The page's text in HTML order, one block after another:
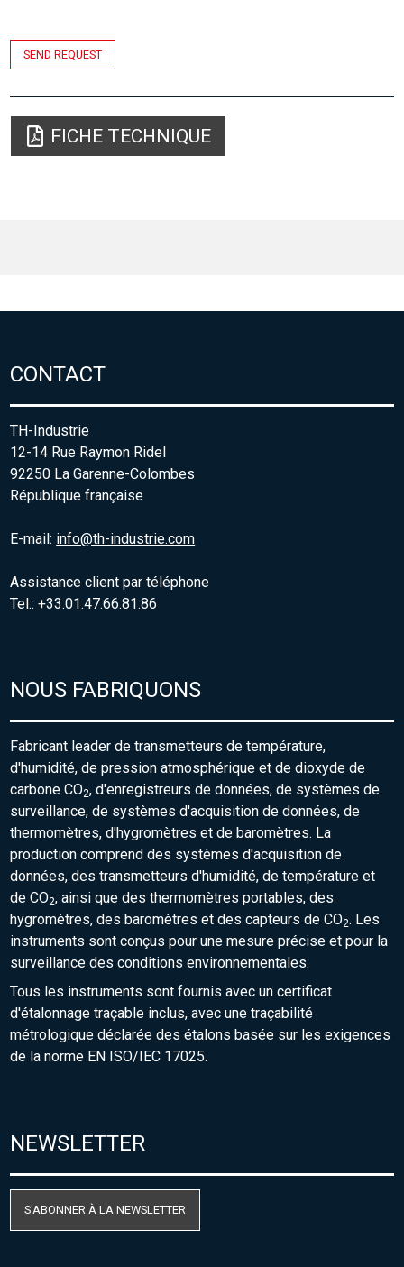
SEND REQUEST
FICHE TECHNIQUE
CONTACT
TH-Industrie
12-14 Rue Raymon Ridel
92250 La Garenne-Colombes
République française
E-mail: info@th-industrie.com
Assistance client par téléphone
Tel.: +33.01.47.66.81.86
NOUS FABRIQUONS
Fabricant leader de transmetteurs de température,
d'humidité, de pression atmosphérique et de dioxyde de
carbone CO2, d'enregistreurs de données, de systèmes de
surveillance, de systèmes d'acquisition de données, de
thermomètres, d'hygromètres et de baromètres. La
production comprend des systèmes d'acquisition de
données, des transmetteurs d'humidité, de température et
de CO2, ainsi que des thermomètres portables, des
hygromètres, des baromètres et des capteurs de CO2. Les
instruments sont conçus pour une mesure précise et pour la
surveillance des conditions environnementales.
Tous les instruments sont fournis avec un certificat
d'étalonnage traçable inclus, avec une traçabilité
métrologique déclarée des étalons basée sur les exigences
de la norme EN ISO/IEC 17025.
NEWSLETTER
S'ABONNER À LA NEWSLETTER